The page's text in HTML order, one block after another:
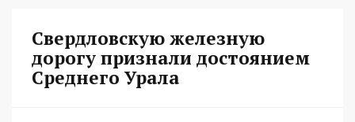
Свердловскую железную
дорогу признали достоянием
Среднего Урала